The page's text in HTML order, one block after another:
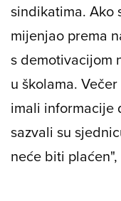
sindikatima. Ako
mijenjao prema
s demotivacijom
u školama.
imali informacije
sazvali su
neće biti